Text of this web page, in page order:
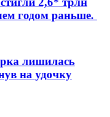
годом раньше.
лишилась
на удочку